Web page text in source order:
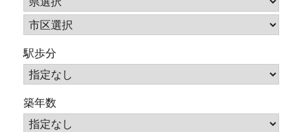
駅歩分
築年数